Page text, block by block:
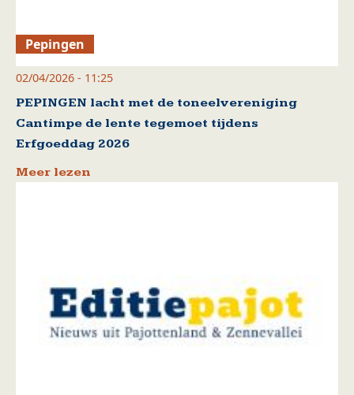
Pepingen
02/04/2026 - 11:25
PEPINGEN lacht met de toneelvereniging
Cantimpe de lente tegemoet tijdens
Erfgoeddag 2026
Meer lezen